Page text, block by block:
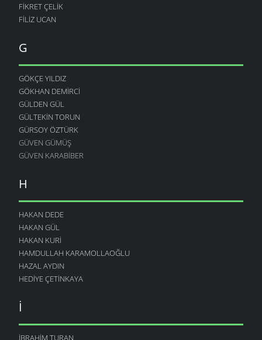
FIKRET ÇELIK
FILIZ UCAN
G
GÖKÇE YILDIZ
GÖKHAN DEMIRCI
GÜLDEN GÜL
GÜLTEKIN TORUN
GÜRSOY ÖZTÜRK
GÜVEN GÜMÜŞ
GÜVEN KARABIBER
H
HAKAN DEDE
HAKAN GÜL
HAKAN KURI
HAMDULLAH KARAMOLLAOĞLU
HAZAL AYDIN
HEDIYE ÇETINKAYA
I
İBRAHIM TURAN